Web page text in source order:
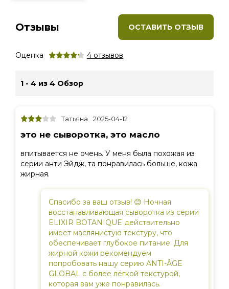
Отзывы ОСТАВИТЬ ОТЗЫВ
Оценка 4 отзывов
1 - 4 из 4 Обзор
Татьяна 2025-04-12
это не сыворотка, это масло
впитывается не очень. У меня была похожая из
серии анти Эйдж, та понравилась больше, кожа
жирная.
Спасибо за ваш отзыв! 😊 Ночная
восстанавливающая сыворотка из серии
ELIXIR BOTANIQUE действительно
имеет маслянистую текстуру, что
обеспечивает глубокое питание. Для
жирной кожи рекомендуем
попробовать нашу серию ANTI-ÂGE
GLOBAL с более лёгкой текстурой,
которая вам уже понравилась.